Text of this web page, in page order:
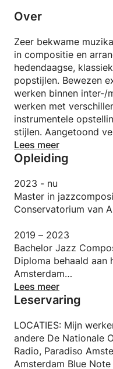
Over
Zeer bekwame
in compositie en
hedendaagse,
popstijlen. Bewezen
werken binnen inter-/
werken met
instrumentele
stijlen. Aangetoond
muzikale ervaringen
methoden zoals blijkt
Lees meer
Opleiding
2023 - nu
Master in
Conservatorium van
2019 – 2023
Bachelor Jazz
Diploma behaald aan
Amsterdam
2018 – 2019
voor Cinematografie
2010 – 2017
Jazz en academische
Lees meer
Leservaring
LOCATIES: Mijn
andere De Nationale
Radio, Paradiso
Amsterdam Blue